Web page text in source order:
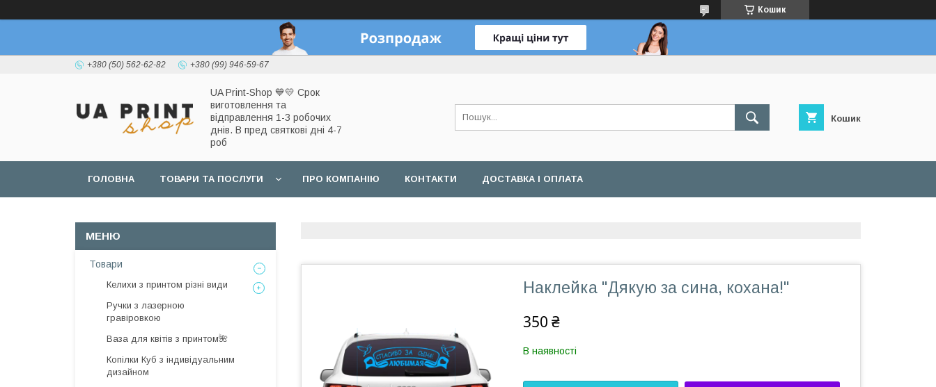
Кошик
+380 (50) 562-62-82 +380 (99) 946-59-67
UA Print-Shop ​💙💛 Срок
виготовлення та
відправлення 1-3 робочих
днів. В пред святкові дні 4-7
роб
Кошик
ГОЛОВНА ТОВАРИ ТА ПОСЛУГИ ПРО КОМПАНІЮ КОНТАКТИ ДОСТАВКА І ОПЛАТА
Наклейка "Дякую за сина, кохана!"
350 ₴
В наявності
Товари
Келихи з принтом різні види
Ручки з лазерною
гравіровкою
Ваза для квітів з принтом🌺
Копілки Куб з індивідуальним
дизайном